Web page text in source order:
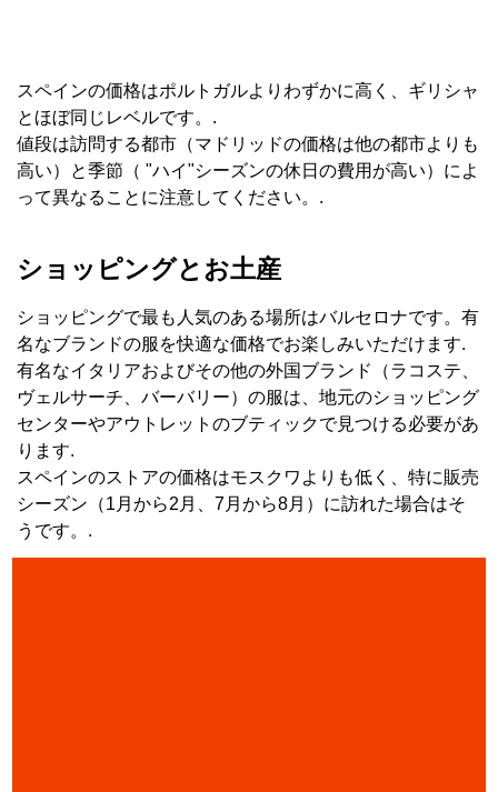
スペインの価格はポルトガルよりわずかに高く、ギリシャ
とほぼ同じレベルです。.
値段は訪問する都市（マドリッドの価格は他の都市よりも
高い）と季節（ "ハイ"シーズンの休日の費用が高い）によ
って異なることに注意してください。.
ショッピングとお土産
ショッピングで最も人気のある場所はバルセロナです。有
名なブランドの服を快適な価格でお楽しみいただけます.
有名なイタリアおよびその他の外国ブランド（ラコステ、
ヴェルサーチ、バーバリー）の服は、地元のショッピング
センターやアウトレットのブティックで見つける必要があ
ります.
スペインのストアの価格はモスクワよりも低く、特に販売
シーズン（1月から2月、7月から8月）に訪れた場合はそ
うです。.